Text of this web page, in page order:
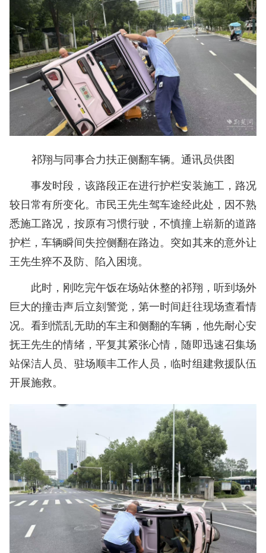
祁翔与同事合力扶正侧翻车辆。通讯员供图
事发时段，该路段正在进行护栏安装施工，路况
较日常有所变化。市民王先生驾车途经此处，因不熟
悉施工路况，按原有习惯行驶，不慎撞上崭新的道路
护栏，车辆瞬间失控侧翻在路边。突如其来的意外让
王先生猝不及防、陷入困境。
此时，刚吃完午饭在场站休整的祁翔，听到场外
巨大的撞击声后立刻警觉，第一时间赶往现场查看情
况。看到慌乱无助的车主和侧翻的车辆，他先耐心安
抚王先生的情绪，平复其紧张心情，随即迅速召集场
站保洁人员、驻场顺丰工作人员，临时组建救援队伍
开展施救。